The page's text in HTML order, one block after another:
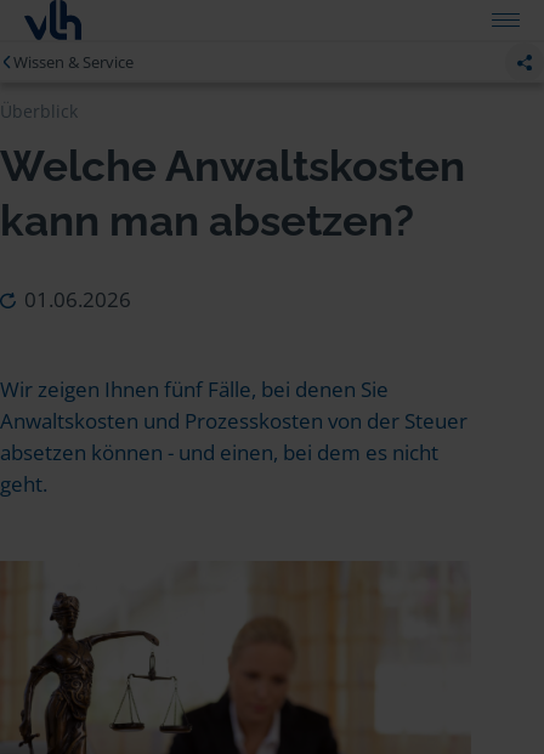
Wissen & Service
Überblick
Welche Anwaltskosten
kann man absetzen?
01.06.2026
Wir zeigen Ihnen fünf Fälle, bei denen Sie
Anwaltskosten und Prozesskosten von der Steuer
absetzen können - und einen, bei dem es nicht
geht.